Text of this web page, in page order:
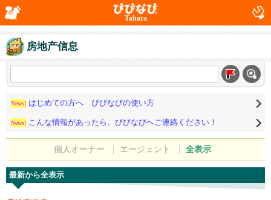
Tahara
房地产信息
News! はじめての方へ びびなびの使い方
News! こんな情報があったら、びびなびへご連絡ください！
個人オーナー エージェント 全表示
最新から全表示